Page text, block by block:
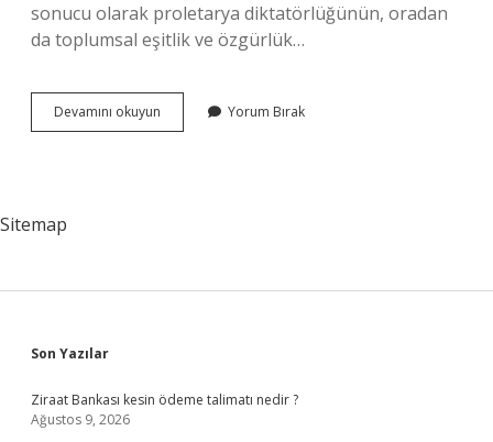
sonucu olarak proletarya diktatörlüğünün, oradan
da toplumsal eşitlik ve özgürlük…
Devamını okuyun
Marx
Yorum Bırak
Sitemap
Sidebar
Son Yazılar
Ziraat Bankası kesin ödeme talimatı nedir ?
Ağustos 9, 2026